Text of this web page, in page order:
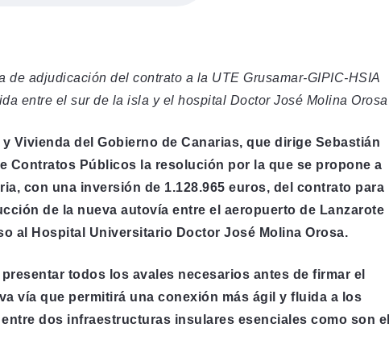
adjudicación del contrato a la UTE Grusamar-GIPIC-HSIA
entre el sur de la isla y el hospital Doctor José Molina Orosa
Vivienda del Gobierno de Canarias, que dirige Sebastián
Contratos Públicos la resolución por la que se propone a
con una inversión de 1.128.965 euros, del contrato para
de la nueva autovía entre el aeropuerto de Lanzarote
al Hospital Universitario Doctor José Molina Orosa.
todos los avales necesarios antes de firmar el
vía que permitirá una conexión más ágil y fluida a los
dos infraestructuras insulares esenciales como son